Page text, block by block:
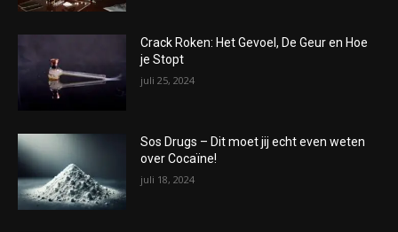
Crack Roken: Het Gevoel, De Geur en Hoe
je Stopt
juli 25, 2024
Sos Drugs – Dit moet jij echt even weten
over Cocaïne!
juli 18, 2024